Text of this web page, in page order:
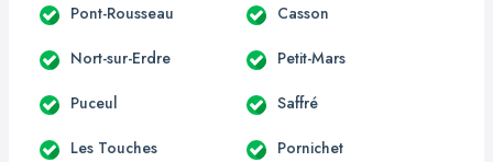
Pont-Rousseau Casson
Nort-sur-Erdre Petit-Mars
Puceul Saffré
Les Touches Pornichet